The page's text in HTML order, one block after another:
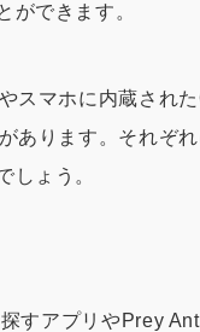
ができます。
スマホに内蔵され
あります。それぞ
しょう。
すアプリやPrey